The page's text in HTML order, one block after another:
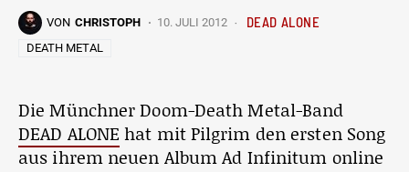
VON CHRISTOPH 10. JULI 2012 DEAD ALONE
DEATH METAL
Die Münchner Doom-Death Metal-Band
DEAD ALONE hat mit Pilgrim den ersten Song
aus ihrem neuen Album Ad Infinitum online